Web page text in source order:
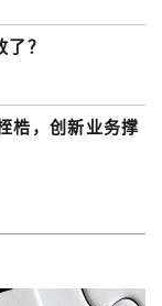
？
梏，创新业务撑